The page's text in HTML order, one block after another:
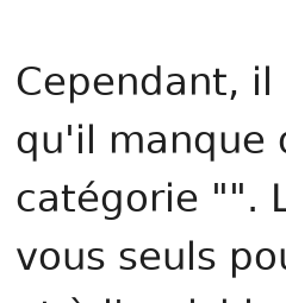
Cependant,
qu'il manque
catégorie "".
vous seuls